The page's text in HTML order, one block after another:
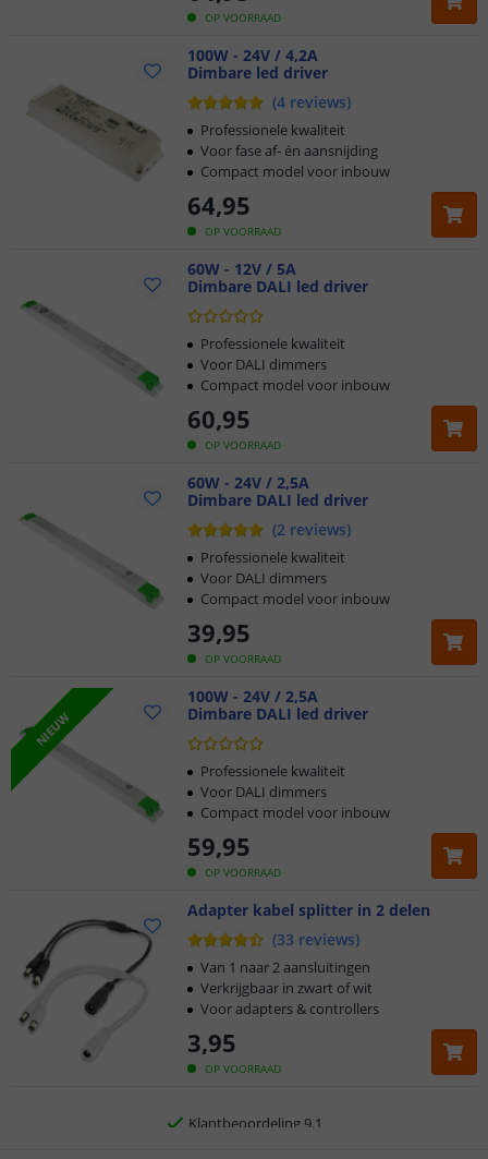
OP VOORRAAD
100W - 24V / 4,2A
Dimbare led driver
(4 reviews)
OP VOORRAAD
64,95
Professionele kwaliteit
Voor fase af- én aansnijding
Compact model voor inbouw
60W - 12V / 5A
Dimbare DALI led driver
OP VOORRAAD
60,95
Professionele kwaliteit
Voor DALI dimmers
Compact model voor inbouw
60W - 24V / 2,5A
Dimbare DALI led driver
(2 reviews)
OP VOORRAAD
39,95
Professionele kwaliteit
Voor DALI dimmers
Compact model voor inbouw
NIEUW
100W - 24V / 2,5A
Dimbare DALI led driver
OP VOORRAAD
59,95
Professionele kwaliteit
Voor DALI dimmers
Compact model voor inbouw
Adapter kabel splitter in 2 delen
(33 reviews)
OP VOORRAAD
3,95
Van 1 naar 2 aansluitingen
Verkrijgbaar in zwart of wit
Voor adapters & controllers
Klantbeoordeling 9.1
Voor 23:45 uur besteld,morgen in huis
5 jaar garantie
Gratis verzending vanaf € 20,-
Klantbeoordeling 9.1